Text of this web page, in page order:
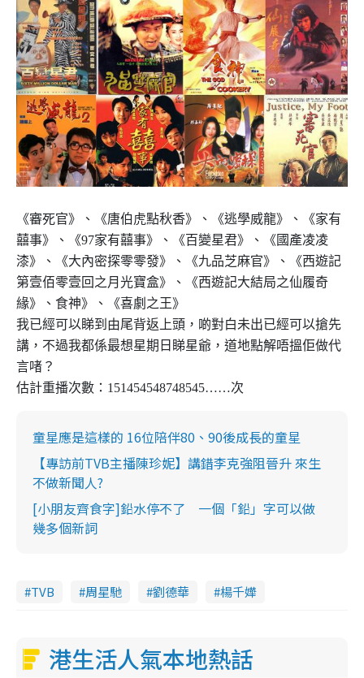
《審死官》、《唐伯虎點秋香》、《逃學威龍》、《家有
囍事》、《97家有囍事》、《百變星君》、《國產凌凌
漆》、《大內密探零零發》、《九品芝麻官》、《西遊記
第壹佰零壹回之月光寶盒》、《西遊記大結局之仙履奇
緣》、食神》、《喜劇之王》
我已經可以睇到由尾背返上頭，啲對白未出已經可以搶先
講，不過我都係最想星期日睇星爺，道地點解唔搵佢做代
言啫？
估計重播次數： 151454548748545……次
童星應是這樣的 16位陪伴80、90後成長的童星
【專訪前TVB主播陳珍妮】講錯李克強阻晉升 來生
不做新聞人?
[小朋友齊食字]鉛水停不了 一個「鉛」字可以做
幾多個新詞
TVB 周星馳 劉德華 楊千嬅
港生活人氣本地熱話